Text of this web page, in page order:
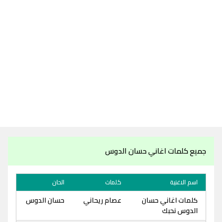
جميع كلمات اغاني حسان الدوس
اسم الاغنية كلمات الحان
كلمات اغاني حسان
الدوس نحبك
عصام ريحاني حسان الدوس